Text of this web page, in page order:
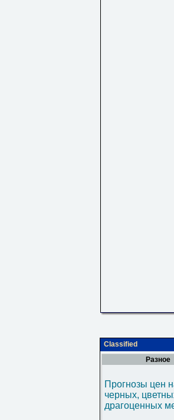
Classified
Разное
Прогнозы цен
черных,
драгоценных